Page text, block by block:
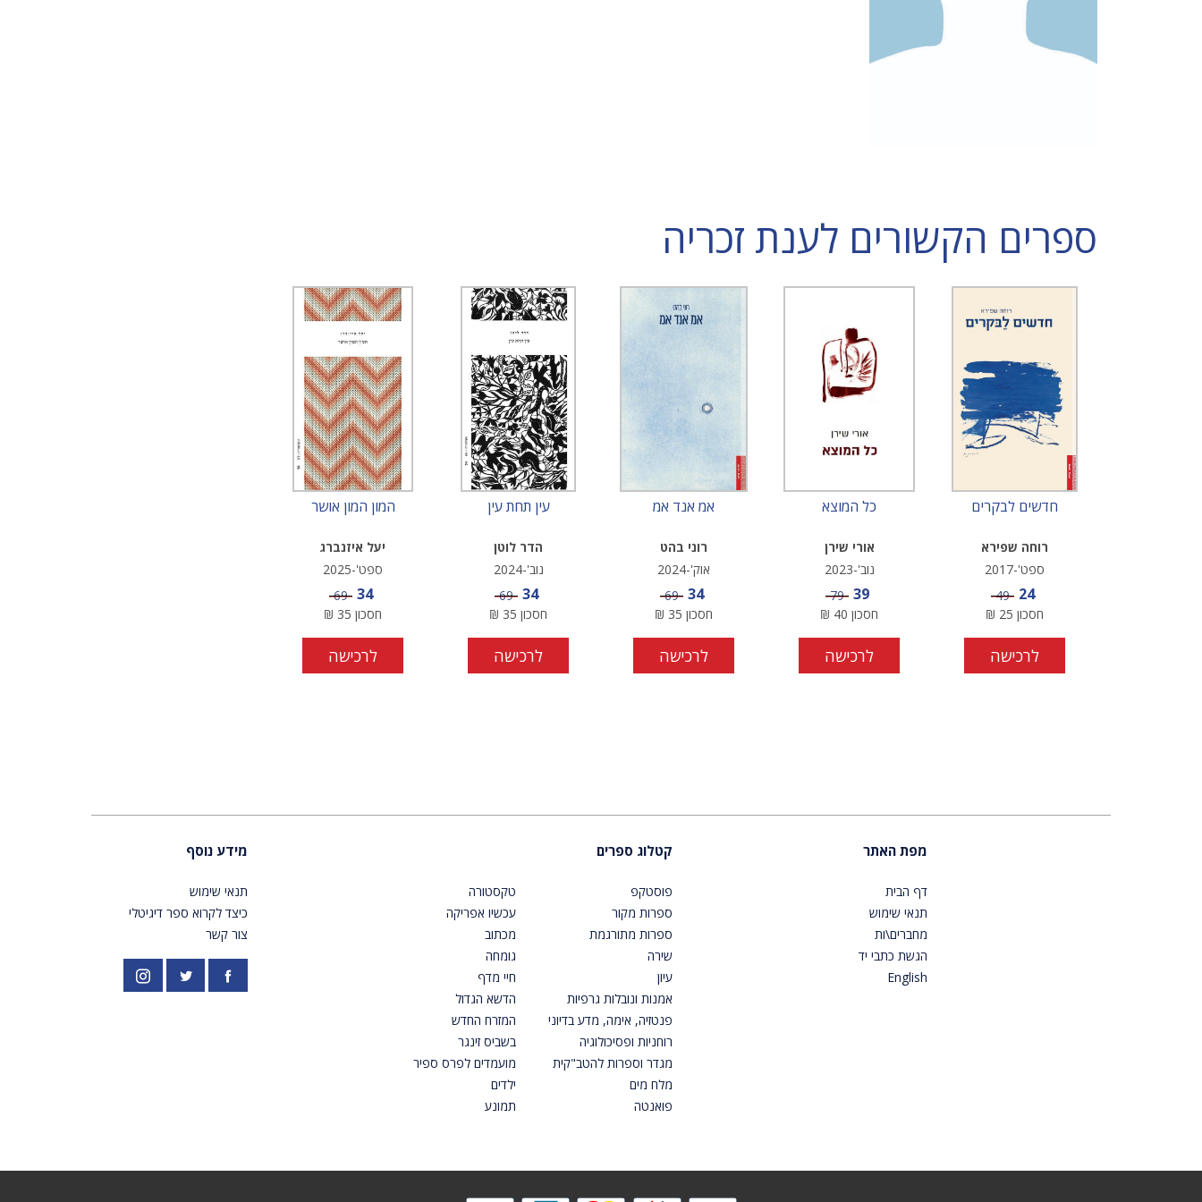
ספרים הקשורים לענת זכריה
חדשים לבקרים
רוחה שפירא
ספט'-2017
מחיר מבצע
24 מחיר
49
חסכון 25
₪
לרכישה
כל המוצא
אורי שירן
נוב'-2023
מחיר מבצע
39 מחיר
79
חסכון 40
₪
לרכישה
אמ אנד אמ
רוני בהט
אוק'-2024
מחיר מבצע
34 מחיר
69
חסכון 35
₪
לרכישה
עין תחת עין
הדר לוטן
נוב'-2024
מחיר מבצע
34 מחיר
69
חסכון 35
₪
לרכישה
המון המון אושר
יעל איזנברג
ספט'-2025
מחיר מבצע
34 מחיר
69
חסכון 35
₪
לרכישה
מפת האתר
דף הבית
תנאי שימוש
מחברים\ות
הגשת כתבי יד
English
קטלוג ספרים
פוסטקפ
ספרות מקור
ספרות מתורגמת
שירה
עיון
אמנות ונובלות גרפיות
פנטזיה, אימה, מדע בדיוני
רוחניות ופסיכולוגיה
מגדר וספרות להטב"קית
מלח מים
פואנטה
טקסטורה
עכשיו אפריקה
מכתוב
גומחה
חיי מדף
הדשא הגדול
המזרח החדש
בשביס זינגר
מועמדים לפרס ספיר
ילדים
תמונע
מידע נוסף
תנאי שימוש
כיצד לקרוא ספר דיגיטלי
צור קשר
פייסבוק PardesPublish
אינסטגרם